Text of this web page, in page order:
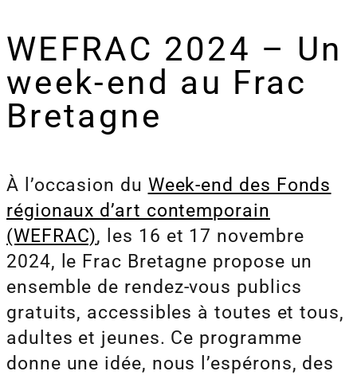
WEFRAC 2024 – Un
week-end au Frac
Bretagne
À l’occasion du Week-end des Fonds
régionaux d’art contemporain
(WEFRAC), les 16 et 17 novembre
2024, le Frac Bretagne propose un
ensemble de rendez-vous publics
gratuits, accessibles à toutes et tous,
adultes et jeunes. Ce programme
donne une idée, nous l’espérons, des